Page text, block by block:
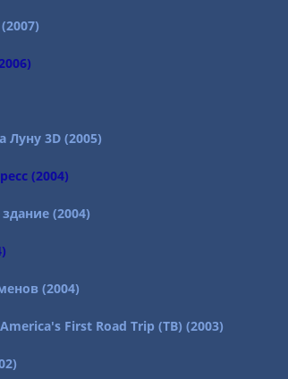
Луну 3D (2005)
(2004)
(2004)
(2004)
First Road Trip (ТВ) (2003)